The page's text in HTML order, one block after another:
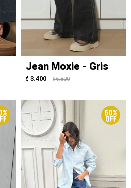
Jean Moxie - Gris
$ 3.400 $ 6.800